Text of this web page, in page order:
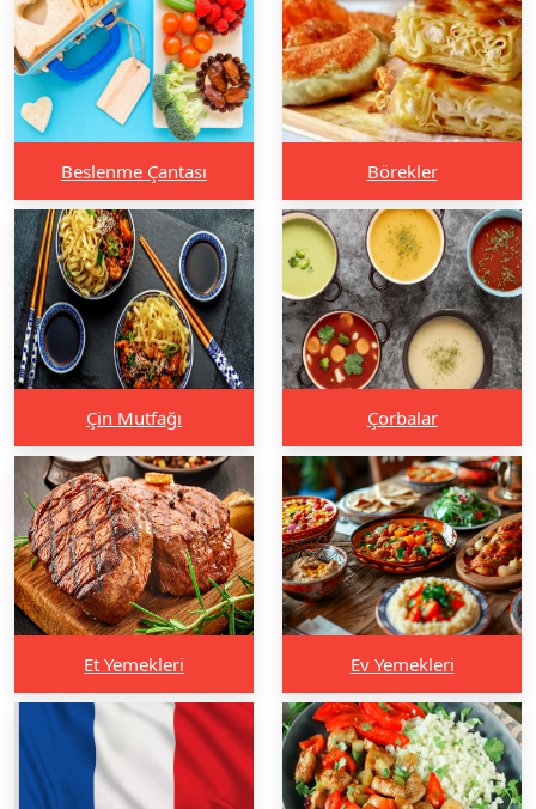
Beslenme Çantası Börekler
Çin Mutfağı Çorbalar
Et Yemekleri Ev Yemekleri